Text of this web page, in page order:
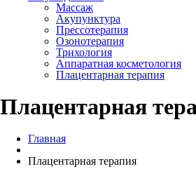
Массаж
Акупунктура
Прессотерапия
Озонотерапия
Трихология
Аппаратная косметология
Плацентарная терапия
Плацентарная
Главная
Плацентарная терапия